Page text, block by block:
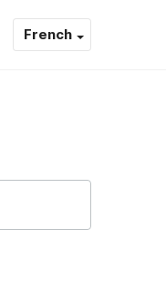
French